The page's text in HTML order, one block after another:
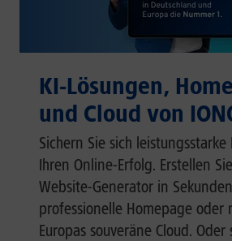
KI-Lösungen,
und Cloud von
Sichern Sie sich
Ihren Online-Erfolg. Erstellen
Website-Generator in
professionelle Homepage oder
Europas souveräne Cloud. Oder